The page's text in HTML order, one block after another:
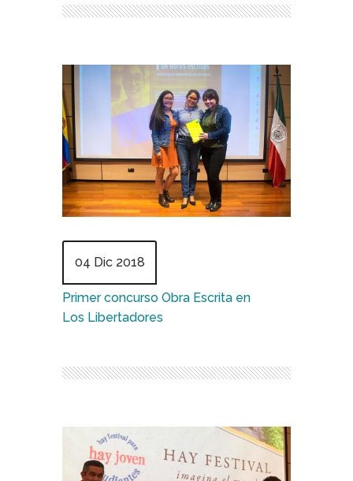
04 Dic 2018
Primer concurso Obra Escrita en
Los Libertadores